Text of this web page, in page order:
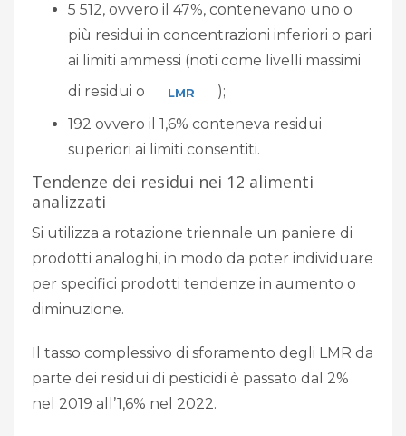
5 512, ovvero il 47%, contenevano uno o
più residui in concentrazioni inferiori o pari
ai limiti ammessi (noti come livelli massimi
di residui o
LMR
);
192 ovvero il 1,6% conteneva residui
superiori ai limiti consentiti.
Tendenze dei residui nei 12 alimenti
analizzati
Si utilizza a rotazione triennale un paniere di
prodotti analoghi, in modo da poter individuare
per specifici prodotti tendenze in aumento o
diminuzione.
Il tasso complessivo di sforamento degli LMR da
parte dei residui di pesticidi è passato dal 2%
nel 2019 all’1,6% nel 2022.